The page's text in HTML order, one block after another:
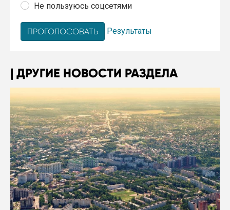
Не пользуюсь соцсетями
Результаты
ДРУГИЕ НОВОСТИ РАЗДЕЛА